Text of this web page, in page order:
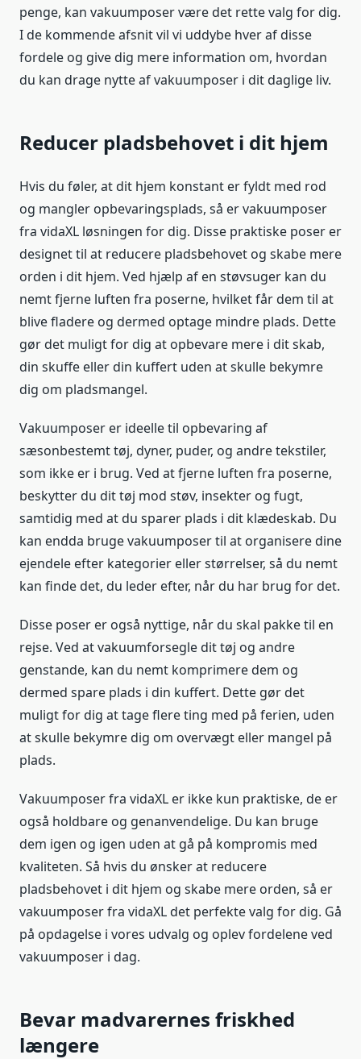
penge, kan vakuumposer være det rette valg for dig.
I de kommende afsnit vil vi uddybe hver af disse
fordele og give dig mere information om, hvordan
du kan drage nytte af vakuumposer i dit daglige liv.
Reducer pladsbehovet i dit hjem
Hvis du føler, at dit hjem konstant er fyldt med rod
og mangler opbevaringsplads, så er vakuumposer
fra vidaXL løsningen for dig. Disse praktiske poser er
designet til at reducere pladsbehovet og skabe mere
orden i dit hjem. Ved hjælp af en støvsuger kan du
nemt fjerne luften fra poserne, hvilket får dem til at
blive fladere og dermed optage mindre plads. Dette
gør det muligt for dig at opbevare mere i dit skab,
din skuffe eller din kuffert uden at skulle bekymre
dig om pladsmangel.
Vakuumposer er ideelle til opbevaring af
sæsonbestemt tøj, dyner, puder, og andre tekstiler,
som ikke er i brug. Ved at fjerne luften fra poserne,
beskytter du dit tøj mod støv, insekter og fugt,
samtidig med at du sparer plads i dit klædeskab. Du
kan endda bruge vakuumposer til at organisere dine
ejendele efter kategorier eller størrelser, så du nemt
kan finde det, du leder efter, når du har brug for det.
Disse poser er også nyttige, når du skal pakke til en
rejse. Ved at vakuumforsegle dit tøj og andre
genstande, kan du nemt komprimere dem og
dermed spare plads i din kuffert. Dette gør det
muligt for dig at tage flere ting med på ferien, uden
at skulle bekymre dig om overvægt eller mangel på
plads.
Vakuumposer fra vidaXL er ikke kun praktiske, de er
også holdbare og genanvendelige. Du kan bruge
dem igen og igen uden at gå på kompromis med
kvaliteten. Så hvis du ønsker at reducere
pladsbehovet i dit hjem og skabe mere orden, så er
vakuumposer fra vidaXL det perfekte valg for dig. Gå
på opdagelse i vores udvalg og oplev fordelene ved
vakuumposer i dag.
Bevar madvarernes friskhed
længere